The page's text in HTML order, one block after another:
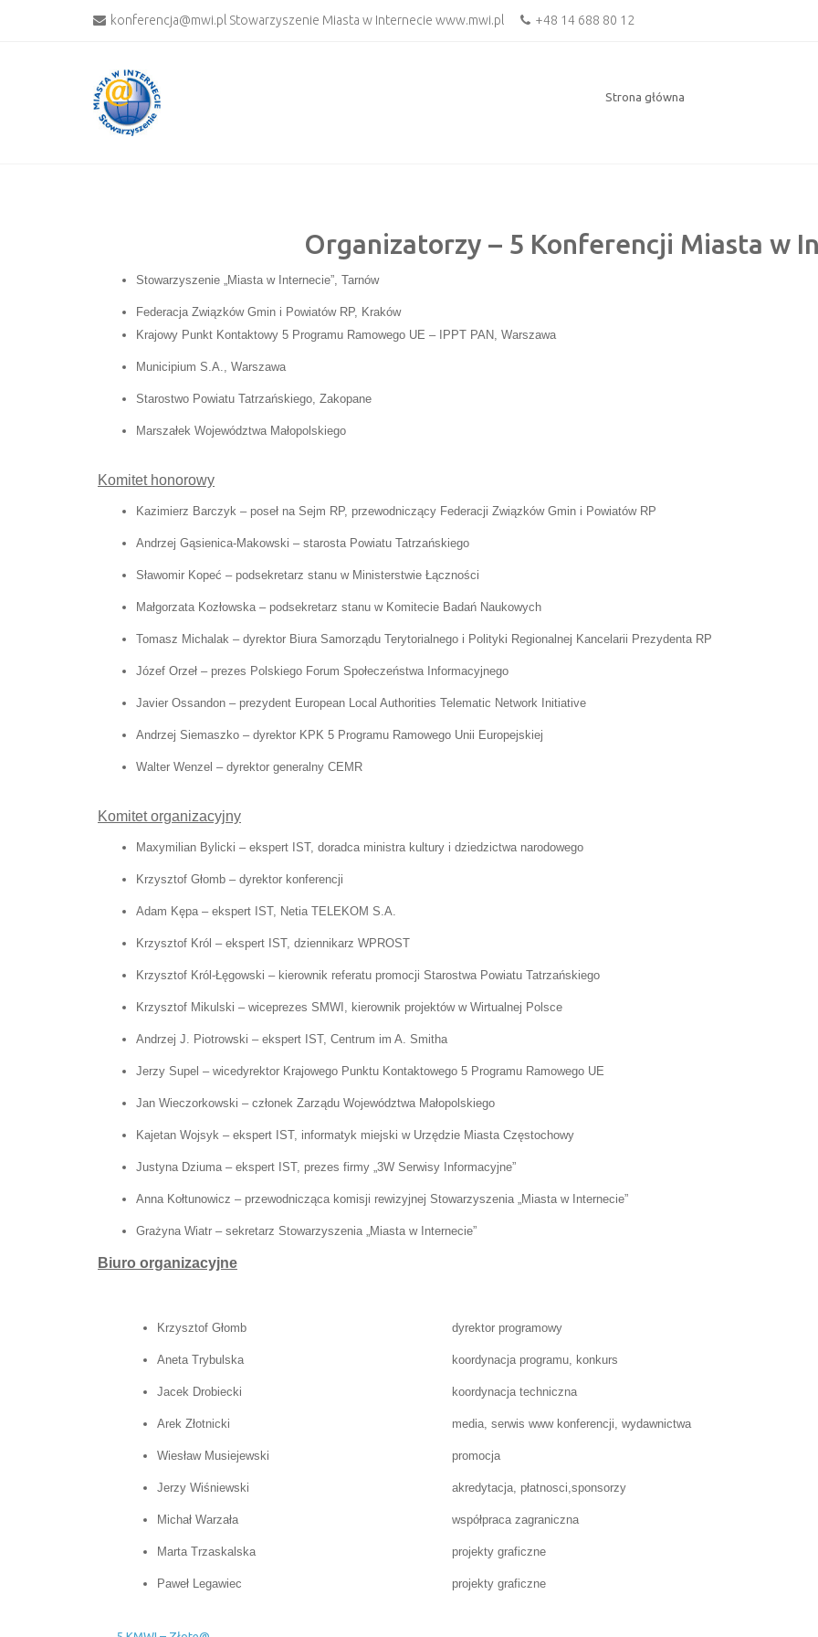
konferencja@mwi.pl Stowarzyszenie Miasta w Internecie www.mwi.pl +48 14 688 80 12
Strona główna
Organizatorzy – 5 Konferencji Miasta w
Stowarzyszenie „Miasta w Internecie”, Tarnów
Federacja Związków Gmin i Powiatów RP, Kraków
Krajowy Punkt Kontaktowy 5 Programu Ramowego UE – IPPT PAN, Warszawa
Municipium S.A., Warszawa
Starostwo Powiatu Tatrzańskiego, Zakopane
Marszałek Województwa Małopolskiego
Komitet honorowy
Kazimierz Barczyk – poseł na Sejm RP, przewodniczący Federacji Związków Gmin i Powiatów RP
Andrzej Gąsienica-Makowski – starosta Powiatu Tatrzańskiego
Sławomir Kopeć – podsekretarz stanu w Ministerstwie Łączności
Małgorzata Kozłowska – podsekretarz stanu w Komitecie Badań Naukowych
Tomasz Michalak – dyrektor Biura Samorządu Terytorialnego i Polityki Regionalnej Kancelarii Prezydenta RP
Józef Orzeł – prezes Polskiego Forum Społeczeństwa Informacyjnego
Javier Ossandon – prezydent European Local Authorities Telematic Network Initiative
Andrzej Siemaszko – dyrektor KPK 5 Programu Ramowego Unii Europejskiej
Walter Wenzel – dyrektor generalny CEMR
Komitet organizacyjny
Maxymilian Bylicki – ekspert IST, doradca ministra kultury i dziedzictwa narodowego
Krzysztof Głomb – dyrektor konferencji
Adam Kępa – ekspert IST, Netia TELEKOM S.A.
Krzysztof Król – ekspert IST, dziennikarz WPROST
Krzysztof Król-Łęgowski – kierownik referatu promocji Starostwa Powiatu Tatrzańskiego
Krzysztof Mikulski – wiceprezes SMWI, kierownik projektów w Wirtualnej Polsce
Andrzej J. Piotrowski – ekspert IST, Centrum im A. Smitha
Jerzy Supel – wicedyrektor Krajowego Punktu Kontaktowego 5 Programu Ramowego UE
Jan Wieczorkowski – członek Zarządu Województwa Małopolskiego
Kajetan Wojsyk – ekspert IST, informatyk miejski w Urzędzie Miasta Częstochowy
Justyna Dziuma – ekspert IST, prezes firmy „3W Serwisy Informacyjne”
Anna Kołtunowicz – przewodnicząca komisji rewizyjnej Stowarzyszenia „Miasta w Internecie”
Grażyna Wiatr – sekretarz Stowarzyszenia „Miasta w Internecie”
Biuro organizacyjne
Krzysztof Głomb dyrektor programowy
Aneta Trybulska koordynacja programu, konkurs
Jacek Drobiecki koordynacja techniczna
Arek Złotnicki media, serwis www konferencji, wydawnictwa
Wiesław Musiejewski promocja
Jerzy Wiśniewski akredytacja, płatnosci,sponsorzy
Michał Warzała współpraca zagraniczna
Marta Trzaskalska projekty graficzne
Paweł Legawiec projekty graficzne